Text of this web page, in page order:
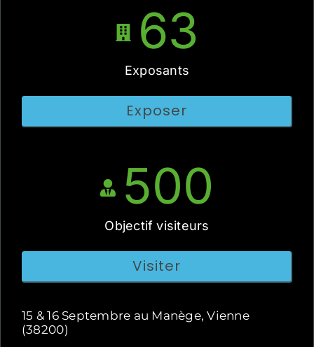
63
Exposants
Exposer
500
Objectif visiteurs
Visiter
15 & 16 Septembre au Manège, Vienne
(38200)